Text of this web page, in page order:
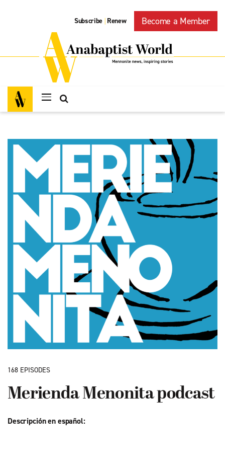
Subscribe | Renew Become a Member
168 EPISODES
Merienda Menonita podcast
Descripción en español: